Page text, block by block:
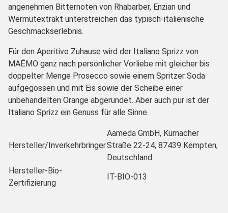
angenehmen Bitternoten von Rhabarber, Enzian und
Wermutextrakt unterstreichen das typisch-italienische
Geschmackserlebnis.
Für den Aperitivo Zuhause wird der Italiano Sprizz von
MAĒMO ganz nach persönlicher Vorliebe mit gleicher bis
doppelter Menge Prosecco sowie einem Spritzer Soda
aufgegossen und mit Eis sowie der Scheibe einer
unbehandelten Orange abgerundet. Aber auch pur ist der
Italiano Sprizz ein Genuss für alle Sinne.
Hersteller/Inverkehrbringer
Aameda GmbH, Kürnacher
Straße 22-24, 87439 Kempten,
Deutschland
Hersteller-Bio-
Zertifizierung
IT-BIO-013